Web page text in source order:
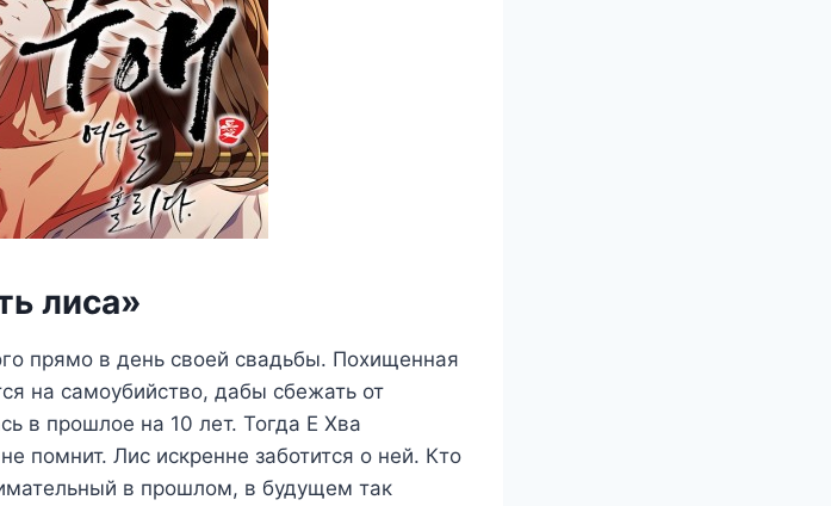
лиса»
прямо в день своей свадьбы. Похищенная
на самоубийство, дабы сбежать от
в прошлое на 10 лет. Тогда Е Хва
помнит. Лис искренне заботится о ней. Кто
в прошлом, в будущем так